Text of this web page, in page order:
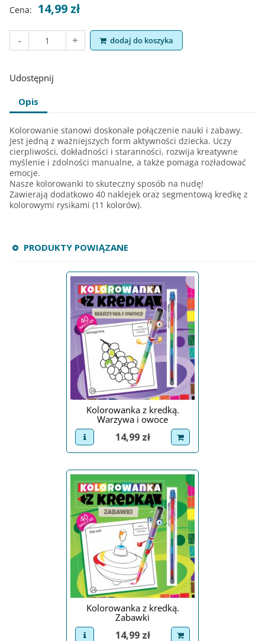
Cena: 14,99 zł
dodaj do koszyka
Udostępnij
Opis
Kolorowanie stanowi doskonałe połączenie nauki i zabawy.
Jest jedną z ważniejszych form aktywności dziecka. Uczy
cierpliwości, dokładności i staranności, rozwija kreatywne
myślenie i zdolności manualne, a także pomaga rozładować
emocje.
Nasze kolorowanki to skuteczny sposób na nudę!
Zawierają dodatkowo 40 naklejek oraz segmentową kredkę z
kolorowymi rysikami (11 kolorów).
PRODUKTY POWIĄZANE
Kolorowanka z kredką.
Warzywa i owoce
view product
Cena
14,99 zł dodaj do koszyka
Kolorowanka z kredką.
Zabawki
view product
Cena
14,99 zł dodaj do koszyka